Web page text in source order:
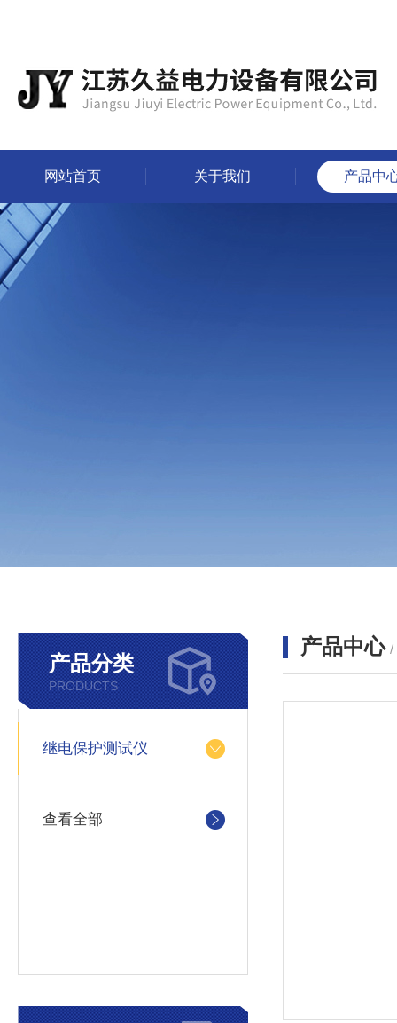
网站首页 关于我们 产品中
产品分类
PRODUCTS
继电保护测试仪
查看全部
产品中心 /